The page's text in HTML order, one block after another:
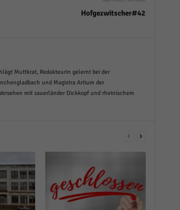
Hofgezwitscher#42
Muttkrat, Redakteurin gelernt bei der
und Magistra Artium der
mit sauerländer Dickkopf und rheinischem